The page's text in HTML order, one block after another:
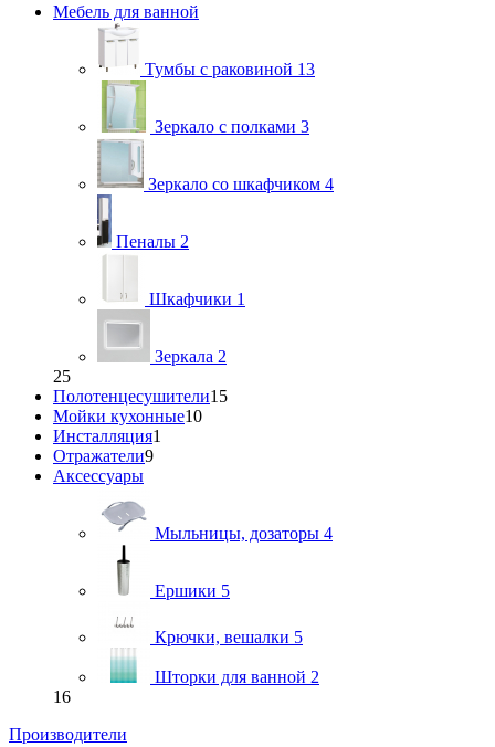
Мебель для ванной
Тумбы с раковиной 13
Зеркало с полками 3
Зеркало со шкафчиком 4
Пеналы 2
Шкафчики 1
Зеркала 2
25
Полотенцесушители15
Мойки кухонные10
Инсталляция1
Отражатели9
Аксессуары
Мыльницы, дозаторы 4
Ершики 5
Крючки, вешалки 5
Шторки для ванной 2
16
Производители